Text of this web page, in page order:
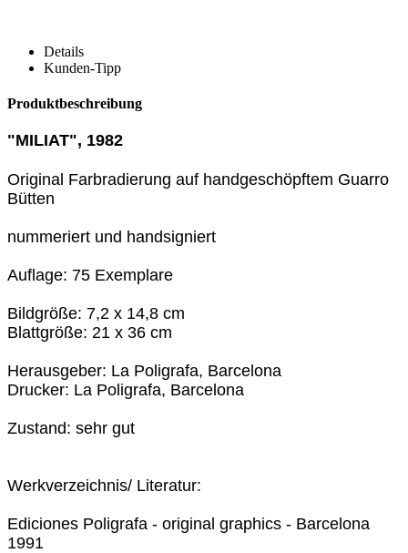
Details
Kunden-Tipp
Produktbeschreibung
"MILIAT", 1982
Original Farbradierung auf handgeschöpftem Guarro
Bütten
nummeriert und handsigniert
Auflage: 75 Exemplare
Bildgröße: 7,2 x 14,8 cm
Blattgröße: 21 x 36 cm
Herausgeber: La Poligrafa, Barcelona
Drucker: La Poligrafa, Barcelona
Zustand: sehr gut
Werkverzeichnis/ Literatur:
Ediciones Poligrafa - original graphics - Barcelona
1991